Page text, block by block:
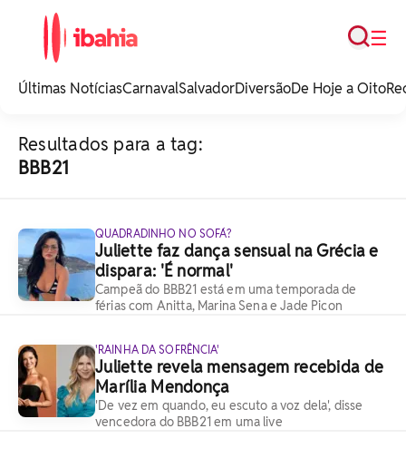
noticias e
☰
Busca
Últimas NotíciasCarnavalSalvadorDiversãoDe Hoje a Oito
Resultados para a tag:
BBB21
QUADRADINHO NO SOFÁ?
Juliette faz dança sensual na Grécia e
dispara: 'É normal'
Campeã do BBB21 está em uma temporada de
férias com Anitta, Marina Sena e Jade Picon
'RAINHA DA SOFRÊNCIA'
Juliette revela mensagem recebida de
Marília Mendonça
'De vez em quando, eu escuto a voz dela', disse
vencedora do BBB21 em uma live